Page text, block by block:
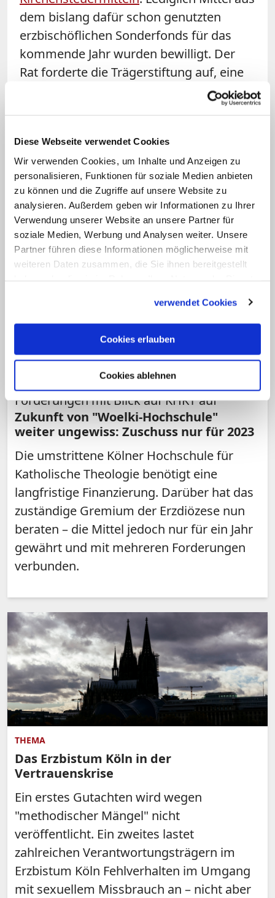
Diese Webseite verwendet Cookies
Wir verwenden Cookies, um Inhalte und Anzeigen zu
personalisieren, Funktionen für soziale Medien anbieten
zu können und die Zugriffe auf unsere Website zu
analysieren. Außerdem geben wir Informationen zu Ihrer
Verwendung unserer Website an unsere Partner für
soziale Medien, Werbung und Analysen weiter. Unsere
Partner führen diese Informationen möglicherweise mit
weiteren Daten zusammen, die Sie ihnen bereitgestellt
verwendet Cookies
Cookies erlauben
Cookies ablehnen
dem bislang dafür schon genutzten
erzbischöflichen Sonderfonds für das
kommende Jahr wurden bewilligt. Der
Rat forderte die Trägerstiftung auf, eine
"belastbare mittelfristige Finanzplanung"
samt angemessenem Geschäftsplan
Schließungsszenario umfasst". Das
Erzbistum Köln erwartet bis zum Jahr
2030 ein strukturelles finanzielles Defizit
von rund 100 Millionen Euro. (cph)
Kölner Kirchensteuerrat stellte mehrere
Forderungen mit Blick auf KHKT auf
Zukunft von "Woelki-Hochschule"
weiter ungewiss: Zuschuss nur für 2023
Die umstrittene Kölner Hochschule für
Katholische Theologie benötigt eine
langfristige Finanzierung. Darüber hat das
zuständige Gremium der Erzdiözese nun
beraten – die Mittel jedoch nur für ein Jahr
gewährt und mit mehreren Forderungen
verbunden.
THEMA
Das Erzbistum Köln in der
Vertrauenskrise
Ein erstes Gutachten wird wegen
"methodischer Mängel" nicht
veröffentlicht. Ein zweites lastet
zahlreichen Verantwortungsträgern im
Erzbistum Köln Fehlverhalten im Umgang
mit sexuellem Missbrauch an – nicht aber